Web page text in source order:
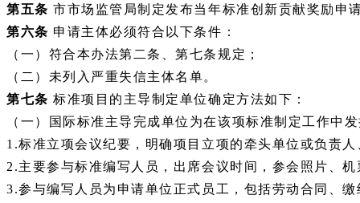
第五条 市市场监管局制定发布当年标准创新贡献奖励申
第六条 申请主体必须符合以下条件：
（一）符合本办法第二条、第七条规定；
（二）未列入严重失信主体名单。
第七条 标准项目的主导制定单位确定方法如下：
（一）国际标准主导完成单位为在该项标准制定工作中
1.标准立项会议纪要，明确项目立项的牵头单位或负责
2.主要参与标准编写人员，出席会议时间，参会照片、
3.参与编写人员为申请单位正式员工，包括劳动合同、